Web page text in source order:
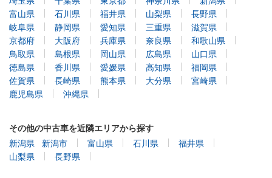
富山県
石川県 福井県 山梨県
長野県
岐阜県
静岡県 愛知県 三重県
滋賀県
京都府
大阪府 兵庫県 奈良県
和歌山県
鳥取県
島根県 岡山県 広島県
山口県
徳島県
香川県 愛媛県 高知県
福岡県
佐賀県
長崎県 熊本県 大分県
宮崎県
鹿児島県
沖縄県
その他の中古車を近隣エリアから探す
新潟県
新潟市 富山県 石川県
福井県
山梨県
長野県